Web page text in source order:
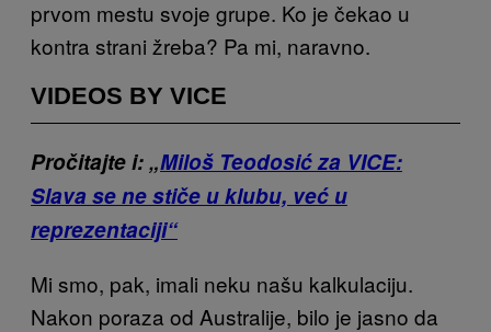
prvom mestu svoje grupe. Ko je čekao u
kontra strani žreba? Pa mi, naravno.
VIDEOS BY VICE
Pročitajte i: „Miloš Teodosić za VICE:
Slava se ne stiče u klubu, već u
reprezentaciji“
Mi smo, pak, imali neku našu kalkulaciju.
Nakon poraza od Australije, bilo je jasno da